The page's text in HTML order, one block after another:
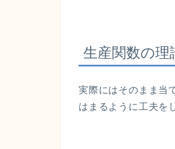
生産関数の理
実際にはそのまま当
はまるように工夫を